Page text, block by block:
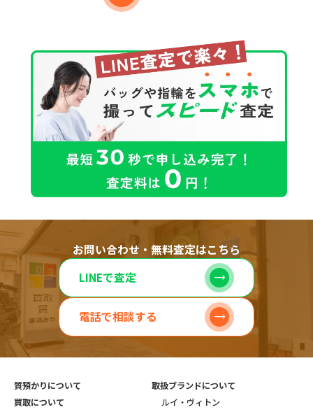
お問い合わせ・無料査定はこちら
LINEで査定
電話で相談する
質預かりについて
買取について
取扱ブランドについて
ルイ・ヴィトン